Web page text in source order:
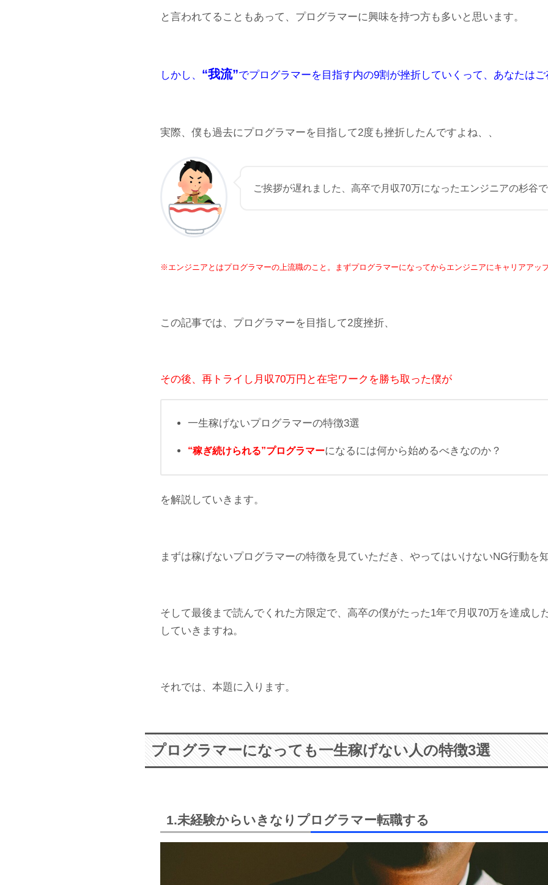
と言われてることもあって、プログラマーに興味を持つ方も多いと思います。
しかし、 “我流”でプログラマーを目指す内の9割が挫折していくって、 あなたは
実際、僕も過去にプログラマーを目指して2度も挫折したんですよね、、
ご挨拶が遅れました、高卒で月収70万になったエンジニアの杉谷で
※エンジニアとはプログラマーの上流職のこと。まずプログラマーになってからエンジニアにキャリアアッ
この記事では、プログラマーを目指して2度挫折、
その後、再トライし 月収70万円と在宅ワークを勝ち取った僕が
一生稼げないプログラマーの特徴3選
“稼ぎ続けられる”プログラマーになるには何から始めるべきなのか？
を解説していきます。
まずは稼げないプログラマーの特徴を見ていただき、やってはいけないNG行動を
そして最後まで読んでくれた方限定で、高卒の僕がたった1年で月収70万を達成し
していきますね。
それでは、本題に入ります。
プログラマーになっても一生稼げない人の特徴3選
1.未経験からいきなりプログラマー転職する